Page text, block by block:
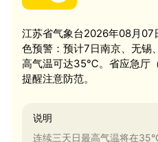
江苏省气象台2026年08月
色预警：预计7日南京、无锡
高气温可达35℃。省应急厅
提醒注意防范。
说明
连续三天日最高气温将在